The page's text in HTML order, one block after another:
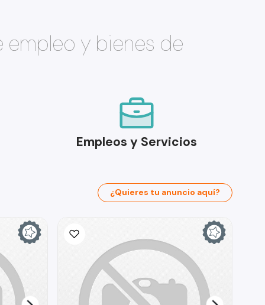
empleo y bienes de
Empleos y Servicios
¿Quieres tu anuncio aquí?